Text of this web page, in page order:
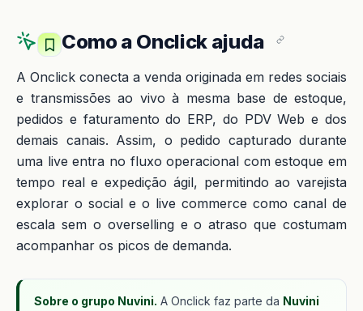
Como a Onclick ajuda
A Onclick conecta a venda originada em redes sociais
e transmissões ao vivo à mesma base de estoque,
pedidos e faturamento do ERP, do PDV Web e dos
demais canais. Assim, o pedido capturado durante
uma live entra no fluxo operacional com estoque em
tempo real e expedição ágil, permitindo ao varejista
explorar o social e o live commerce como canal de
escala sem o overselling e o atraso que costumam
acompanhar os picos de demanda.
Sobre o grupo Nuvini. A Onclick faz parte da Nuvini